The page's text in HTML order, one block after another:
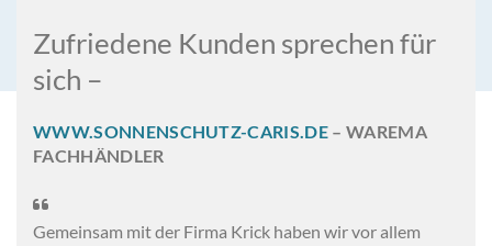
Zufriedene Kunden sprechen für
sich –
WWW.SONNENSCHUTZ-CARIS.DE – WAREMA
FACHHÄNDLER

Gemeinsam mit der Firma Krick haben wir vor allem